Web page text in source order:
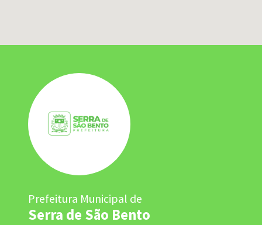
Prefeitura Municipal de
Serra de São Bento